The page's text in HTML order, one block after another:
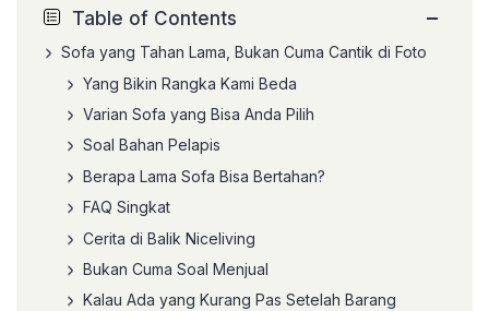
Table of Contents −
Sofa yang Tahan Lama, Bukan Cuma Cantik di Foto
Yang Bikin Rangka Kami Beda
Varian Sofa yang Bisa Anda Pilih
Soal Bahan Pelapis
Berapa Lama Sofa Bisa Bertahan?
FAQ Singkat
Cerita di Balik Niceliving
Bukan Cuma Soal Menjual
Kalau Ada yang Kurang Pas Setelah Barang